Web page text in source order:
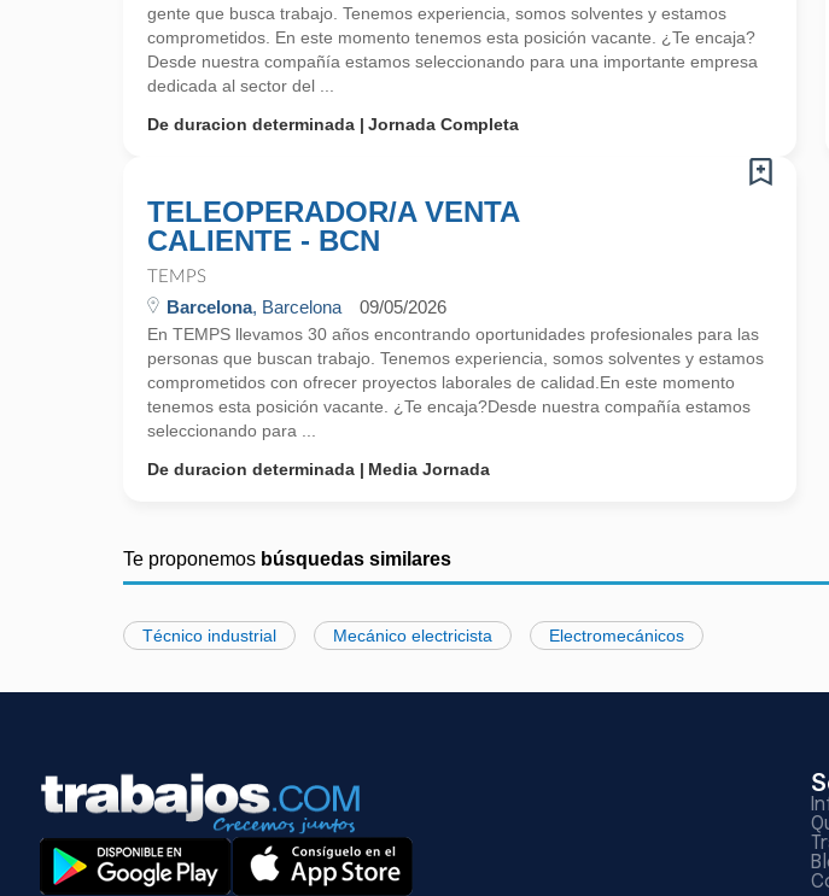
gente que busca trabajo. Tenemos experiencia, somos solventes y estamos
comprometidos. En este momento tenemos esta posición vacante. ¿Te encaja?
Desde nuestra compañía estamos seleccionando para una importante empresa
dedicada al sector del ...
De duracion determinada
Jornada Completa
TELEOPERADOR/A VENTA
CALIENTE - BCN
TEMPS
Barcelona, Barcelona 09/05/2026
En TEMPS llevamos 30 años encontrando oportunidades profesionales para las
personas que buscan trabajo. Tenemos experiencia, somos solventes y estamos
comprometidos con ofrecer proyectos laborales de calidad.En este momento
tenemos esta posición vacante. ¿Te encaja?Desde nuestra compañía estamos
seleccionando para ...
De duracion determinada
Media Jornada
Te proponemos búsquedas similares
Técnico industrial Mecánico electricista Electromecánicos